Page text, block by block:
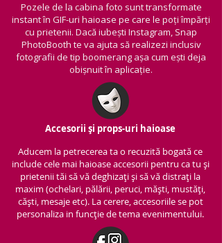
Pozele de la cabina foto sunt transformate
instant în GIF-uri haioase pe care le poți împărți
cu prietenii. Dacă iubești Instagram, Snap
PhotoBooth te va ajuta să realizezi inclusiv
fotografii de tip boomerang așa cum ești deja
obișnuit în aplicație.
Accesorii și props-uri haioase
Aducem la petrecerea ta o recuzită bogată ce
include cele mai haioase accesorii pentru ca tu și
prietenii tăi să vă deghizați și să vă distrați la
maxim (ochelari, pălării, peruci, măști, mustăți,
căști, mesaje etc). La cerere, accesoriile se pot
personaliza in funcție de tema evenimentului.